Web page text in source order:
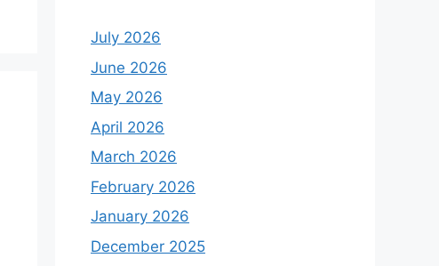
July 2026
June 2026
May 2026
April 2026
March 2026
February 2026
January 2026
December 2025